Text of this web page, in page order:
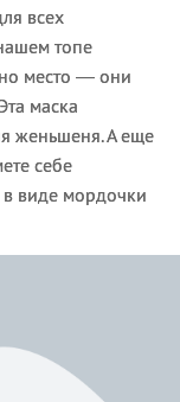
всех
топе
место — они
маска
женьшеня. А еще
себе
виде мордочки